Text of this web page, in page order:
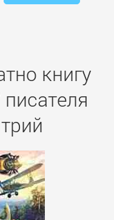
книгу